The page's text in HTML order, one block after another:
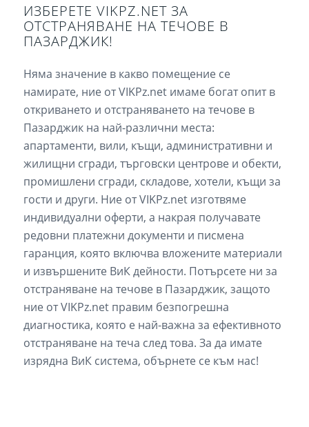
ИЗБЕРЕТЕ VIKPZ.NET ЗА
ОТСТРАНЯВАНЕ НА ТЕЧОВЕ В
ПАЗАРДЖИК!
Няма значение в какво помещение се
намирате, ние от VIKPz.net имаме богат опит в
откриването и отстраняването на течове в
Пазарджик на най-различни места:
апартаменти, вили, къщи, административни и
жилищни сгради, търговски центрове и обекти,
промишлени сгради, складове, хотели, къщи за
гости и други. Ние от VIKPz.net изготвяме
индивидуални оферти, а накрая получавате
редовни платежни документи и писмена
гаранция, която включва вложените материали
и извършените ВиК дейности. Потърсете ни за
отстраняване на течове в Пазарджик, защото
ние от VIKPz.net правим безпогрешна
диагностика, която е най-важна за ефективното
отстраняване на теча след това. За да имате
изрядна ВиК система, обърнете се към нас!